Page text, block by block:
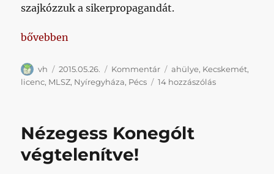
szajkózzuk a sikerpropagandát.
„Inkább kibeszélő, mintsem poszt az MLSZ mai
bővebben
Szerző
vh Közzétéve
2015.05.26. Kategória
Kommentár Címke
ahülye, Kecskemét,
licenc, MLSZ, Nyíregyháza, Pécs 14 hozzászólásInkább
Nézegess Konególt
végtelenítve!